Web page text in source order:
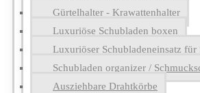
Gürtelhalter - Krawattenhalter
Luxuriöse Schubladen boxen
Luxuriöser Schubladeneinsatz für
Schubladen organizer /
Ausziehbare Drahtkörbe